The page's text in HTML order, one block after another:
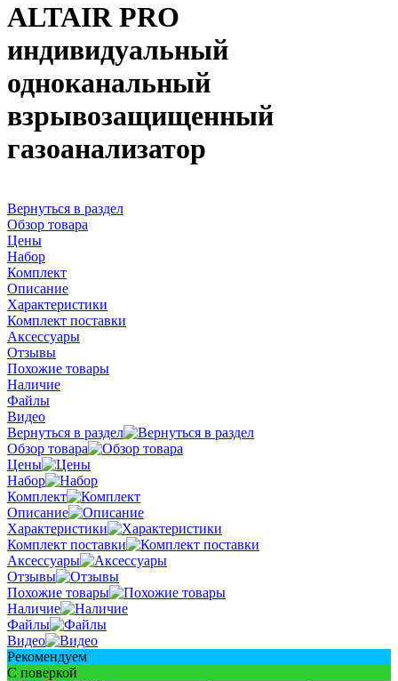
ALTAIR PRO
индивидуальный
одноканальный
взрывозащищенный
газоанализатор
Вернуться в раздел
Обзор товара
Цены
Набор
Комплект
Описание
Характеристики
Комплект поставки
Аксессуары
Отзывы
Похожие товары
Наличие
Файлы
Видео
Вернуться в раздел
Обзор товара
Цены
Набор
Комплект
Описание
Характеристики
Комплект поставки
Аксессуары
Отзывы
Похожие товары
Наличие
Файлы
Видео
Рекомендуем
С поверкой